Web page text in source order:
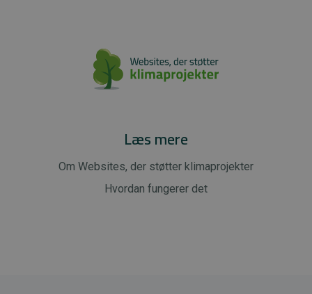
Læs mere
Om Websites, der støtter klimaprojekter
Hvordan fungerer det